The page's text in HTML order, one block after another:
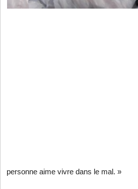
personne aime vivre dans le mal. »